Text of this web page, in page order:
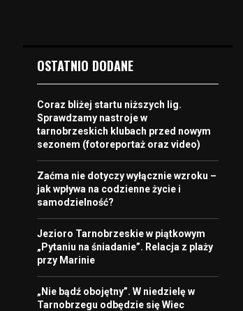
OSTATNIO DODANE
Coraz bliżej startu niższych lig.
Sprawdzamy nastroje w
tarnobrzeskich klubach przed nowym
sezonem (fotoreportaż oraz video)
Zaćma nie dotyczy wyłącznie wzroku –
jak wpływa na codzienne życie i
samodzielność?
Jezioro Tarnobrzeskie w piątkowym
„Pytaniu na śniadanie”. Relacja z plaży
przy Marinie
„Nie bądź obojętny”. W niedzielę w
Tarnobrzegu odbędzie się Wiec